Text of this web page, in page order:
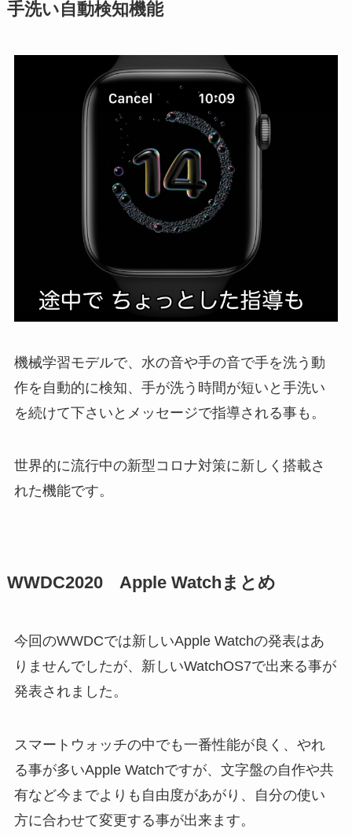
手洗い自動検知機能
機械学習モデルで、水の音や手の音で手を洗う動
作を自動的に検知、手が洗う時間が短いと手洗い
を続けて下さいとメッセージで指導される事も。
世界的に流行中の新型コロナ対策に新しく搭載さ
れた機能です。
WWDC2020 Apple Watchまとめ
今回のWWDCでは新しいApple Watchの発表はあ
りませんでしたが、新しいWatchOS7で出来る事が
発表されました。
スマートウォッチの中でも一番性能が良く、やれ
る事が多いApple Watchですが、文字盤の自作や共
有など今までよりも自由度があがり、自分の使い
方に合わせて変更する事が出来ます。